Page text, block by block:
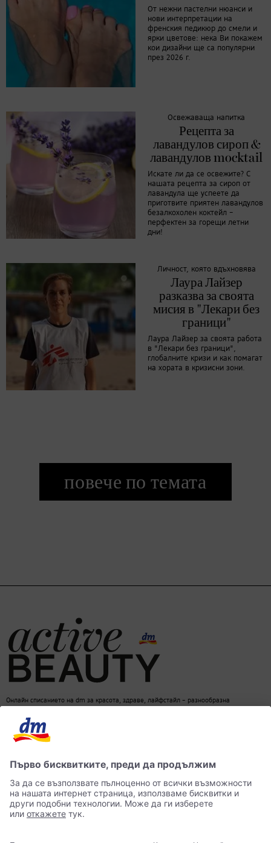
От нежни пастелни нюанси и
нови интерпретации на
френския педикюр до смели и
ярки цветове: нека Ви покажем
кои дизайни ще са популярни
през 2026 г.
Освежаваща напитка
Рецепта за
лавандулов сироп &
лавандулов mocktail
Искате ли да се освежите? С
нашата рецепта за сироп от
лавандула ще успеете да
приготвите приятен лавандулов
безалкохолен коктейл –
перфектен за горещи летни
дни!
Личност, която вдъхновява
Лаура Лайзер
разказва за своята
мисия в "Лекари без
граници"
Лаура Лайзер за своята работа
в "Лекари без граници",
глобалните кризи и как помагат
на хората в кризисни зони.
повече по темата
Онлайн списанието на dm за красота, здраве, лайфстайл – разнообразна